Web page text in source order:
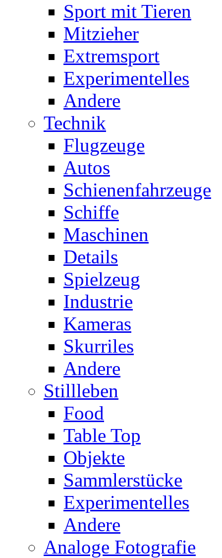
Sport mit Tieren
Mitzieher
Extremsport
Experimentelles
Andere
Technik
Flugzeuge
Autos
Schienenfahrzeuge
Schiffe
Maschinen
Details
Spielzeug
Industrie
Kameras
Skurriles
Andere
Stillleben
Food
Table Top
Objekte
Sammlerstücke
Experimentelles
Andere
Analoge Fotografie